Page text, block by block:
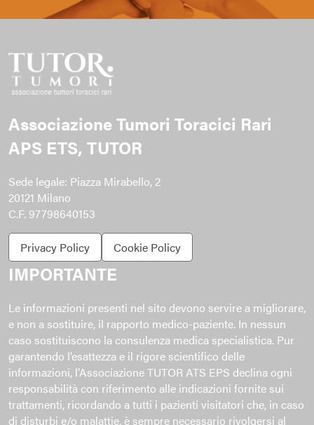
Associazione Tumori Toracici Rari
APS ETS, TUTOR
Sede legale: Piazza Mirabello, 2
20121 Milano
C.F. 97798640153
Privacy Policy Cookie Policy
IMPORTANTE
Le informazioni presenti nel sito devono servire a migliorare,
e non a sostituire, il rapporto medico-paziente. In nessun
caso sostituiscono la consulenza medica specialistica. Pur
garantendo l’esattezza e il rigore scientifico delle
informazioni, l’Associazione TUTOR ATS EPS declina ogni
responsabilità con riferimento alle indicazioni fornite sui
trattamenti, ricordando a tutti i pazienti visitatori che, in caso
di disturbi e/o malattie, è sempre necessario rivolgersi al